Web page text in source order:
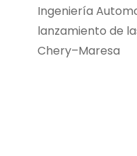
Ingeniería
lanzamiento de
Chery–Maresa